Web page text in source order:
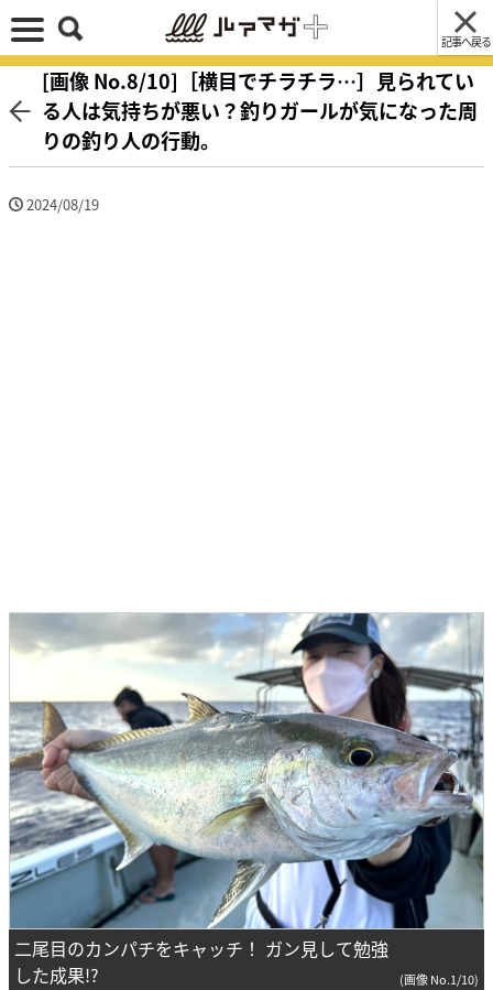
記事へ戻る
[画像 No.8/10]［横目でチラチラ…］見られてい
る人は気持ちが悪い？釣りガールが気になった周
りの釣り人の行動。
2024/08/19
二尾目のカンパチをキャッチ！ ガン見して勉強
した成果!?
(画像 No.1/10)